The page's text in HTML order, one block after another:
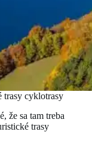
trasy cyklotrasy
že sa tam treba
trasy